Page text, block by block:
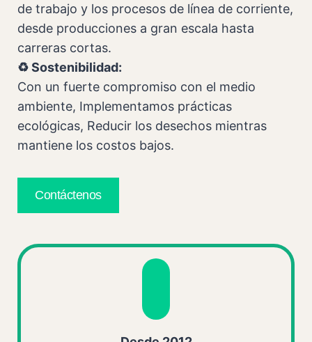
de trabajo y los procesos de línea de corriente,
desde producciones a gran escala hasta
carreras cortas.
♻️ Sostenibilidad:
Con un fuerte compromiso con el medio
ambiente, Implementamos prácticas
ecológicas, Reducir los desechos mientras
mantiene los costos bajos.
Contáctenos